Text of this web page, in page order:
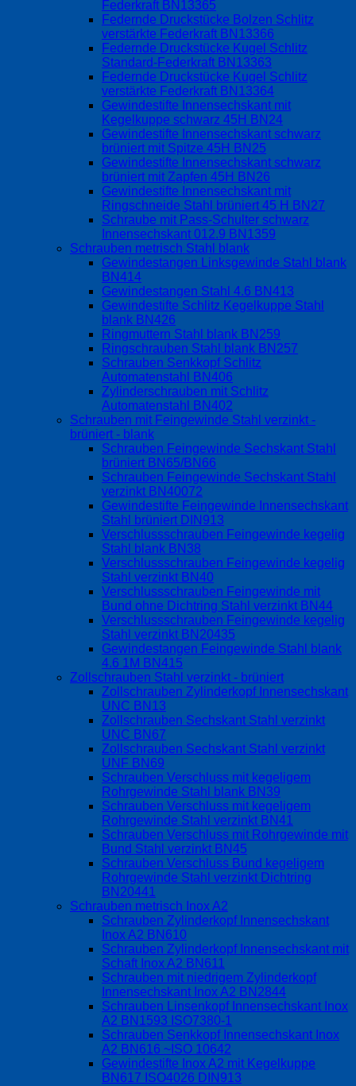
Federkraft BN13365
Federnde Druckstücke Bolzen Schlitz
verstärkte Federkraft BN13366
Federnde Druckstücke Kugel Schlitz
Standard-Federkraft BN13363
Federnde Druckstücke Kugel Schlitz
verstärkte Federkraft BN13364
Gewindestifte Innensechskant mit
Kegelkuppe schwarz 45H BN24
Gewindestifte Innensechskant schwarz
brüniert mit Spitze 45H BN25
Gewindestifte Innensechskant schwarz
brüniert mit Zapfen 45H BN26
Gewindestifte Innensechskant mit
Ringschneide Stahl brüniert 45 H BN27
Schraube mit Pass-Schulter schwarz
Innensechskant 012.9 BN1359
Schrauben metrisch Stahl blank
Gewindestangen Linksgewinde Stahl blank
BN414
Gewindestangen Stahl 4.6 BN413
Gewindestifte Schlitz Kegelkuppe Stahl
blank BN426
Ringmuttern Stahl blank BN259
Ringschrauben Stahl blank BN257
Schrauben Senkkopf Schlitz
Automatenstahl BN406
Zylinderschrauben mit Schlitz
Automatenstahl BN402
Schrauben mit Feingewinde Stahl verzinkt -
brüniert - blank
Schrauben Feingewinde Sechskant Stahl
brüniert BN65/BN66
Schrauben Feingewinde Sechskant Stahl
verzinkt BN40072
Gewindestifte Feingewinde Innensechskant
Stahl brüniert DIN913
Verschlussschrauben Feingewinde kegelig
Stahl blank BN38
Verschlussschrauben Feingewinde kegelig
Stahl verzinkt BN40
Verschlussschrauben Feingewinde mit
Bund ohne Dichtring Stahl verzinkt BN44
Verschlussschrauben Feingewinde kegelig
Stahl verzinkt BN20435
Gewindestangen Feingewinde Stahl blank
4.6 1M BN415
Zollschrauben Stahl verzinkt - brüniert
Zollschrauben Zylinderkopf Innensechskant
UNC BN13
Zollschrauben Sechskant Stahl verzinkt
UNC BN67
Zollschrauben Sechskant Stahl verzinkt
UNF BN69
Schrauben Verschluss mit kegeligem
Rohrgewinde Stahl blank BN39
Schrauben Verschluss mit kegeligem
Rohrgewinde Stahl verzinkt BN41
Schrauben Verschluss mit Rohrgewinde mit
Bund Stahl verzinkt BN45
Schrauben Verschluss Bund kegeligem
Rohrgewinde Stahl verzinkt Dichtring
BN20441
Schrauben metrisch Inox A2
Schrauben Zylinderkopf Innensechskant
Inox A2 BN610
Schrauben Zylinderkopf Innensechskant mit
Schaft Inox A2 BN611
Schrauben mit niedrigem Zylinderkopf
Innensechskant Inox A2 BN2844
Schrauben Linsenkopf Innensechskant Inox
A2 BN1593 ISO7380-1
Schrauben Senkkopf Innensechskant Inox
A2 BN616 ~ISO 10642
Gewindestifte Inox A2 mit Kegelkuppe
BN617 ISO4026 DIN913